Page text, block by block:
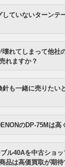
れますか？
のDP-75Mは
品は高価買取が期待